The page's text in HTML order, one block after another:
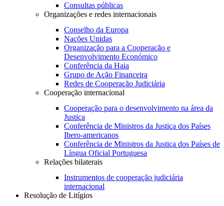
Consultas públicas
Organizações e redes internacionais
Conselho da Europa
Nações Unidas
Organização para a Cooperação e
Desenvolvimento Económico
Conferência da Haia
Grupo de Ação Financeira
Redes de Cooperação Judiciária
Cooperação internacional
Cooperação para o desenvolvimento na área da
Justiça
Conferência de Ministros da Justiça dos Países
Ibero-americanos
Conferência de Ministros da Justiça dos Países de
Língua Oficial Portuguesa
Relações bilaterais
Instrumentos de cooperação judiciária
internacional
Resolução de Litígios